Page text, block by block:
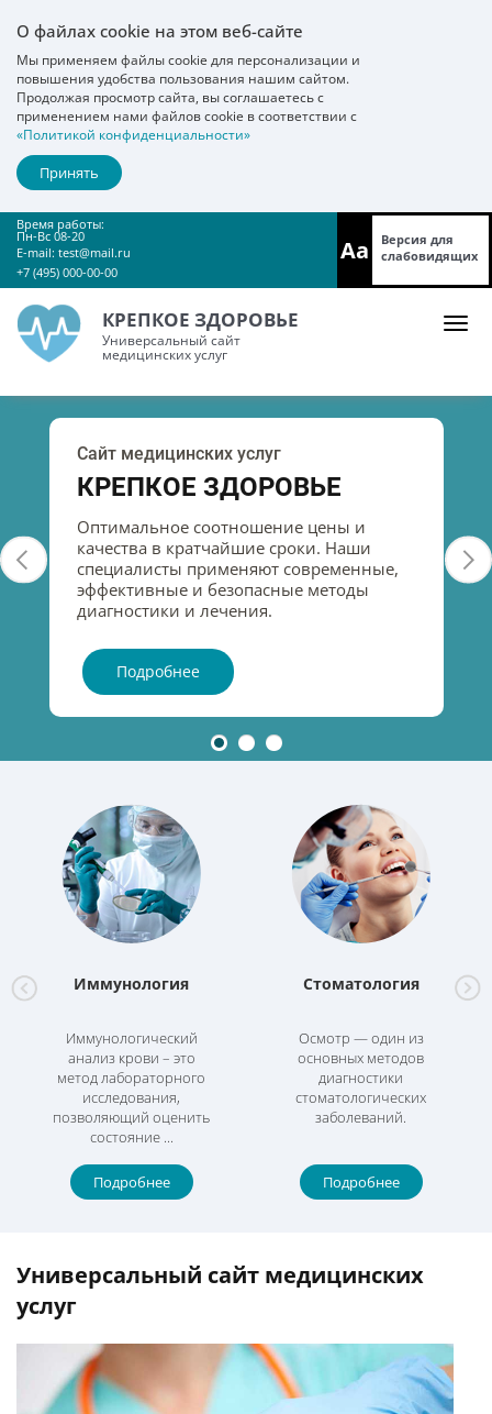
О файлах cookie на этом веб-сайте
Мы применяем файлы cookie для персонализации и
повышения удобства пользования нашим сайтом.
Продолжая просмотр сайта, вы соглашаетесь с
применением нами файлов cookie в соответствии с
«Политикой конфиденциальности»
Принять
Время работы:
Пн-Вс 08-20
E-mail: test@mail.ru
+7 (495) 000-00-00
Aa
Версия для
слабовидящих
КРЕПКОЕ ЗДОРОВЬЕ
Универсальный сайт
медицинских услуг
Сайт медицинских услуг
КРЕПКОЕ ЗДОРОВЬЕ
Оптимальное соотношение цены и
качества в кратчайшие сроки. Наши
специалисты применяют современные,
эффективные и безопасные методы
диагностики и лечения.
Подробнее
Иммунология
Иммунологический
анализ крови – это
метод лабораторного
исследования,
позволяющий оценить
состояние ...
Подробнее
Стоматология
Осмотр — один из
основных методов
диагностики
стоматологических
заболеваний.
Подробнее
Универсальный сайт медицинских
услуг